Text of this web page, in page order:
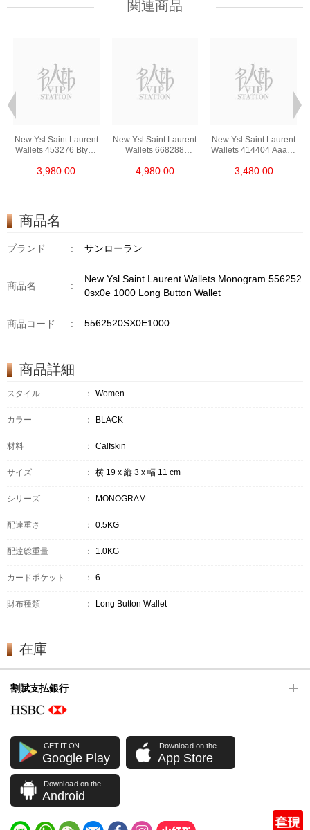
関連商品
New Ysl Saint Laurent
Wallets 453276 Bty0u
3,980.00
New Ysl Saint Laurent
Wallets 668288
Zipper Wallet
4,980.00
New Ysl Saint Laurent
Wallets 414404 Aaa44
Wallet
3,480.00
商品名
ブランド : サンローラン
商品名 :
New Ysl Saint Laurent Wallets Monogram 556252
0sx0e 1000 Long Button Wallet
商品コード : 5562520SX0E1000
商品詳細
スタイル ： Women
カラー ： BLACK
材料 ： Calfskin
サイズ ： 横 19 x 縦 3 x 幅 11 cm
シリーズ ： MONOGRAM
配達重さ ： 0.5KG
配達総重量 ： 1.0KG
カードポケット ： 6
財布種類 ： Long Button Wallet
在庫
割賦支払銀行
GET IT ON
Google Play
Download on the
App Store
Download on the
Android